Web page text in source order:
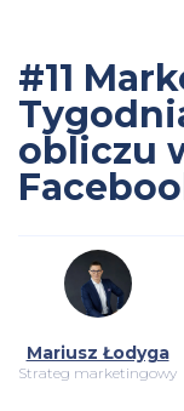
#11
obliczu
Mariusz Łodyga
Strateg marketingowy